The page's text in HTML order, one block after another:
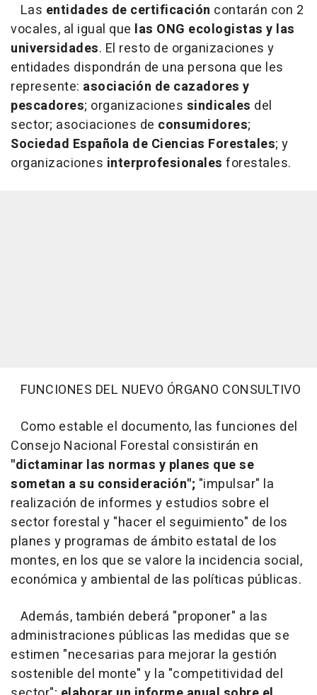
Las entidades de certificación contarán con 2
vocales, al igual que las ONG ecologistas y las
universidades. El resto de organizaciones y
entidades dispondrán de una persona que les
represente: asociación de cazadores y
pescadores; organizaciones sindicales del
sector; asociaciones de consumidores;
Sociedad Española de Ciencias Forestales; y
organizaciones interprofesionales forestales.
FUNCIONES DEL NUEVO ÓRGANO CONSULTIVO
Como estable el documento, las funciones del
Consejo Nacional Forestal consistirán en
"dictaminar las normas y planes que se
sometan a su consideración"; "impulsar" la
realización de informes y estudios sobre el
sector forestal y "hacer el seguimiento" de los
planes y programas de ámbito estatal de los
montes, en los que se valore la incidencia social,
económica y ambiental de las políticas públicas.
Además, también deberá "proponer" a las
administraciones públicas las medidas que se
estimen "necesarias para mejorar la gestión
sostenible del monte" y la "competitividad del